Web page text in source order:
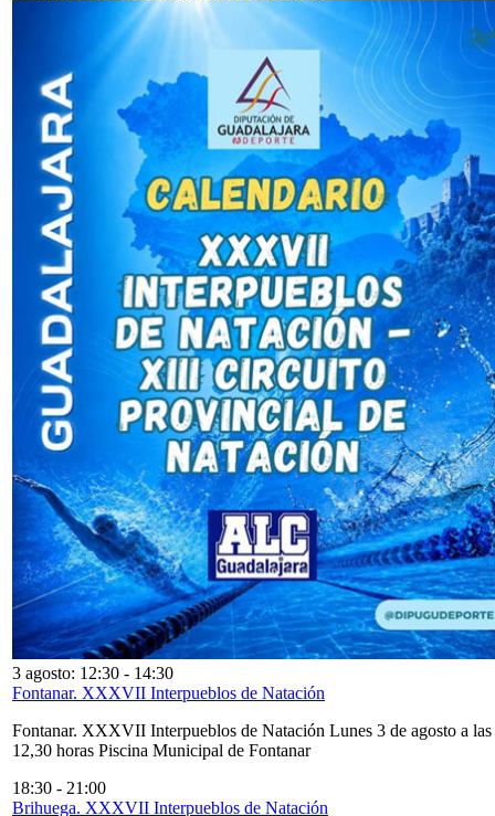
3 agosto: 12:30 - 14:30
Fontanar. XXXVII Interpueblos de Natación
Fontanar. XXXVII Interpueblos de Natación Lunes 3 de agosto a las
12,30 horas Piscina Municipal de Fontanar
18:30 - 21:00
Brihuega. XXXVII Interpueblos de Natación